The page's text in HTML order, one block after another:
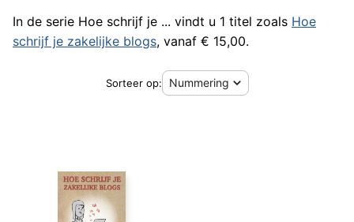
In de serie Hoe schrijf je ... vindt u 1 titel zoals Hoe
schrijf je zakelijke blogs, vanaf € 15,00.
Sorteer op: